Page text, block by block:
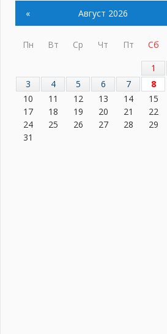
С заботой о здоровье
05 августа 2026
05 августа 2026
05 августа 2026
«Результат командный, заслуга
каждого ведомства и
муниципалитета»
05 августа 2026
« Август 2026
Пн Вт Ср Чт Пт Сб
1
3
4 5 6 7 8
10
11 12 13 14 15
17
18 19 20 21 22
24
25 26 27 28 29
31